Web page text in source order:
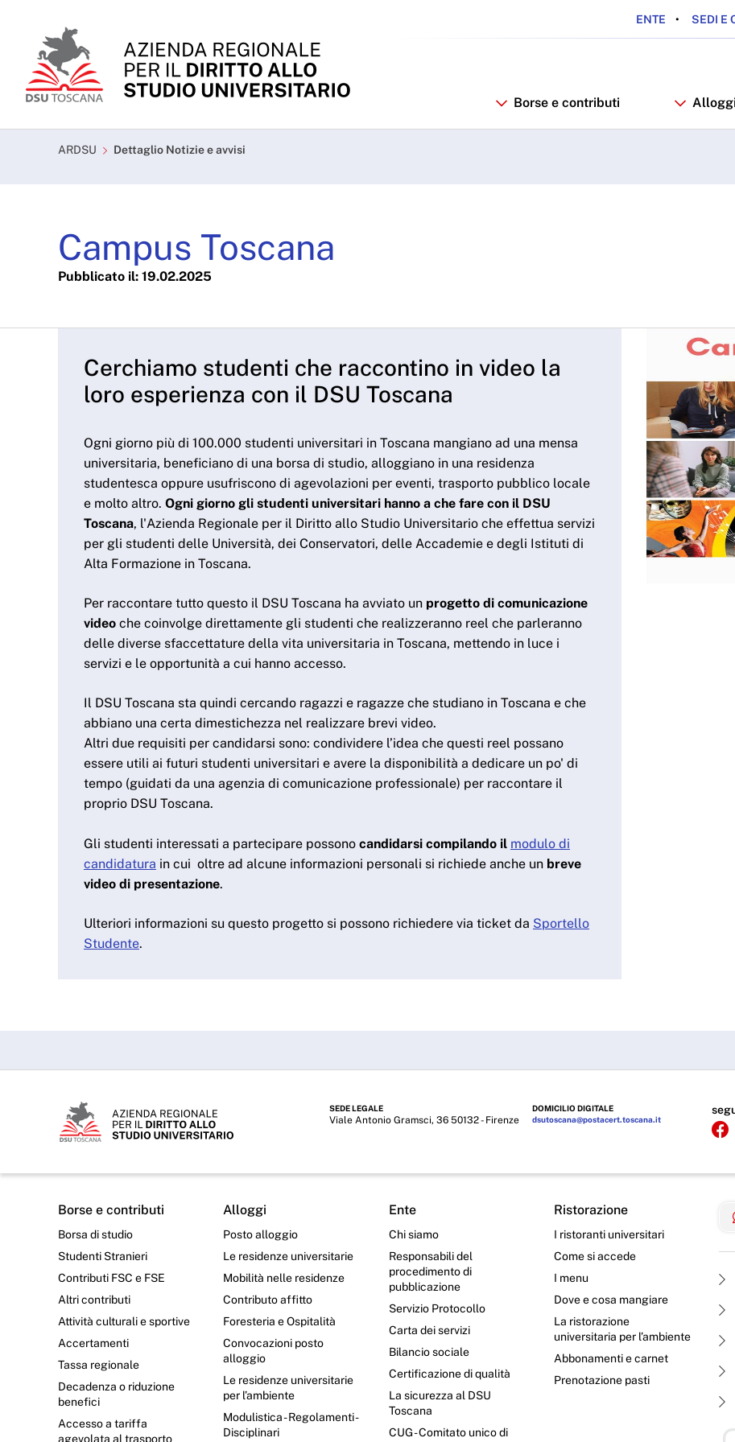
ENTE SEDI E
Borse e contributi Alloggi
Campus Toscana - ARDSU
ARDSU Dettaglio Notizie e avvisi
Campus Toscana
Pubblicato il: 19.02.2025
Cerchiamo studenti che raccontino in video la
loro esperienza con il DSU Toscana
Ogni giorno più di 100.000 studenti universitari in Toscana mangiano ad una mensa
universitaria, beneficiano di una borsa di studio, alloggiano in una residenza
studentesca oppure usufriscono di agevolazioni per eventi, trasporto pubblico locale
e molto altro. Ogni giorno gli studenti universitari hanno a che fare con il DSU
Toscana, l'Azienda Regionale per il Diritto allo Studio Universitario che effettua servizi
per gli studenti delle Università, dei Conservatori, delle Accademie e degli Istituti di
Alta Formazione in Toscana.
Per raccontare tutto questo il DSU Toscana ha avviato un progetto di comunicazione
video che coinvolge direttamente gli studenti che realizzeranno reel che parleranno
delle diverse sfaccettature della vita universitaria in Toscana, mettendo in luce i
servizi e le opportunità a cui hanno accesso.
Il DSU Toscana sta quindi cercando ragazzi e ragazze che studiano in Toscana e che
abbiano una certa dimestichezza nel realizzare brevi video.
Altri due requisiti per candidarsi sono: condividere l’idea che questi reel possano
essere utili ai futuri studenti universitari e avere la disponibilità a dedicare un po' di
tempo (guidati da una agenzia di comunicazione professionale) per raccontare il
proprio DSU Toscana.
Gli studenti interessati a partecipare possono candidarsi compilando il modulo di
candidatura in cui oltre ad alcune informazioni personali si richiede anche un breve
video di presentazione.
Ulteriori informazioni su questo progetto si possono richiedere via ticket da Sportello
Studente.
SEDE LEGALE
Viale Antonio Gramsci, 36 50132 - Firenze
DOMICILIO DIGITALE
dsutoscana@postacert.toscana.it
Borse e contributi
Borsa di studio
Studenti Stranieri
Contributi FSC e FSE
Altri contributi
Attività culturali e sportive
Accertamenti
Tassa regionale
Decadenza o riduzione
benefici
Accesso a tariffa
agevolata al trasporto
Alloggi
Posto alloggio
Le residenze universitarie
Mobilità nelle residenze
Contributo affitto
Foresteria e Ospitalità
Convocazioni posto
alloggio
Le residenze universitarie
per l’ambiente
Modulistica - Regolamenti -
Disciplinari
Ente
Chi siamo
Responsabili del
procedimento di
pubblicazione
Servizio Protocollo
Carta dei servizi
Bilancio sociale
Certificazione di qualità
La sicurezza al DSU
Toscana
CUG - Comitato unico di
Ristorazione
I ristoranti universitari
Come si accede
I menu
Dove e cosa mangiare
La ristorazione
universitaria per l’ambiente
Abbonamenti e carnet
Prenotazione pasti